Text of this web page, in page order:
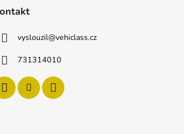
vyslouzil@vehiclass.cz
731314010